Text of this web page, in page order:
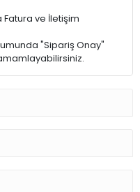
ve İletişim
"Sipariş Onay"